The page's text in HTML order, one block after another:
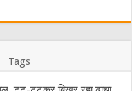
Tags